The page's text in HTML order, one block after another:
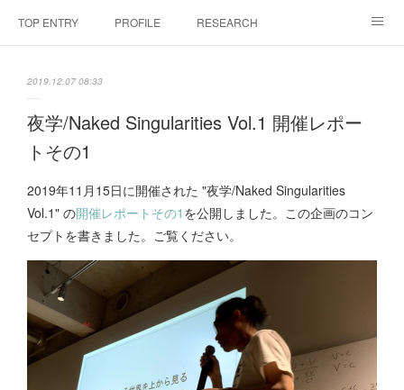
TOP ENTRY PROFILE RESEARCH
PHYSIS ENTERTAINMENT
2019.12.07 08:33
夜学/Naked Singularities Vol.1 開催レポー
トその1
2019年11月15日に開催された "夜学/Naked Singularities
Vol.1" の開催レポートその1 を公開しました。この企画のコン
セプトを書きました。ご覧ください。